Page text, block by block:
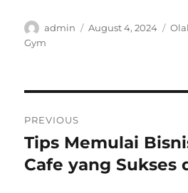
Author
admin
Posted
August 4, 2024
Gym
navigation
PREVIOUS
Previous
post:
Tips Memulai
Cafe yang Sukses